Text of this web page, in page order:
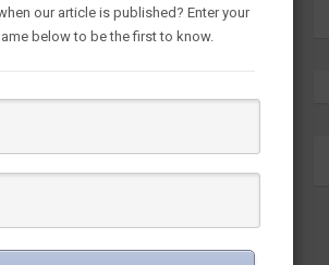
उत्तराखंड के साथ ही पूरे देश विदेश में अलग
है।
का आयोजन किया जा रहा है, जिसमें हमेशा
वाले समय में हम इस मेले को और भव्य एवं
साड़ियाँ, अल्मोड़ा-बागेश्वर में तांबे के
गाय के गोबर से बने उत्पाद, खुर्जा आदि के
संचालित एक संस्था है। संस्था द्वारा
संस्था द्वारा लगातार पिछले 3 सालों
मथानी फैनई, गुंजन यादव, हरिका राजेश,
our article is published? Enter your
below to be the first to know.